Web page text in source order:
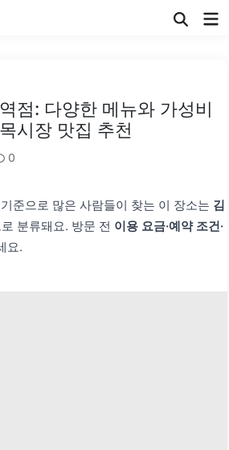
점: 다양한 메뉴와 가성비
시장 맛집 추천
0
준으로 많은 사람들이 찾는 이 장소는 김
분류돼요. 방문 전 이용 요금·예약 조건·
요.